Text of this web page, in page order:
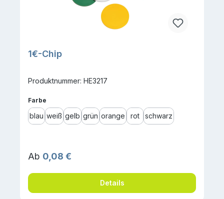
1€-Chip
Produktnummer: HE3217
Farbe
blau weiß gelb grün orange rot schwarz
Regulärer Preis:
Ab 0,08 €
Details